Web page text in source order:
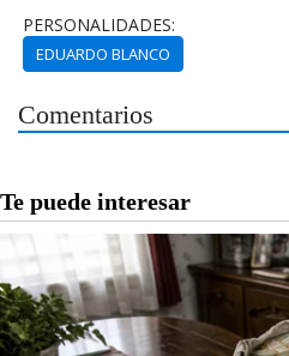
PERSONALIDADES:
EDUARDO BLANCO
Comentarios